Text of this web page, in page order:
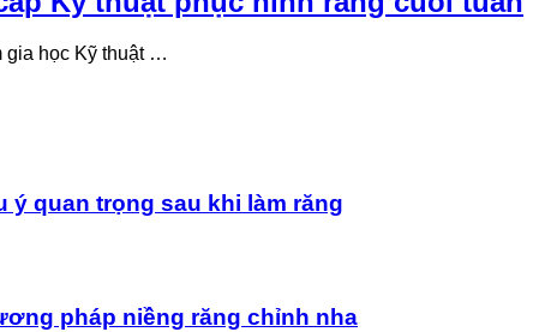
gia học Kỹ thuật …
ý quan trọng sau khi làm răng
pháp niềng răng chỉnh nha